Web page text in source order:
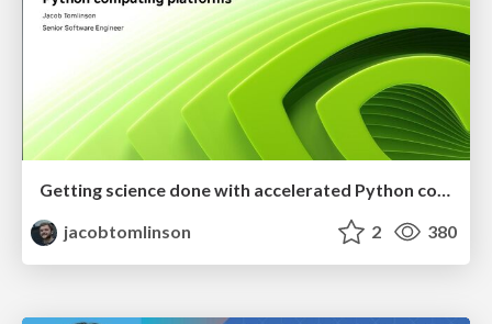
Getting science done with accelerated Python computing platforms
jacobtomlinson
2 380